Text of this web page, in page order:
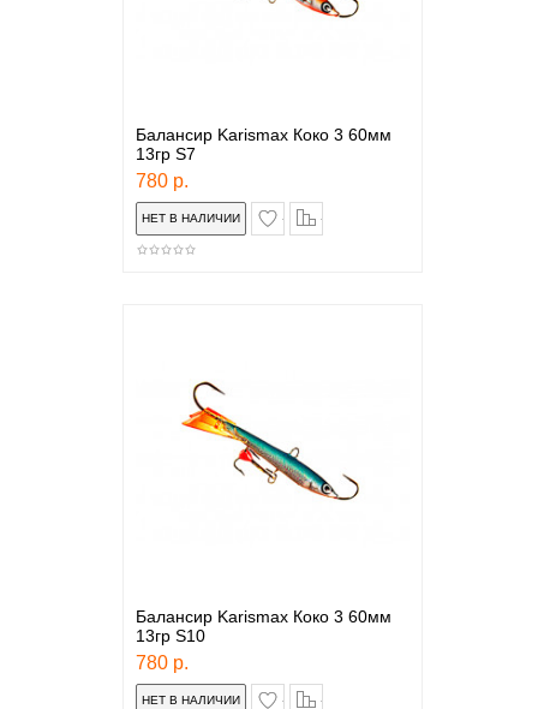
Балансир Karismax Коко 3 60мм
13гр S7
780 р.
в закладки
Балансир Karismax Коко 3 60мм
13гр S10
780 р.
в закладки